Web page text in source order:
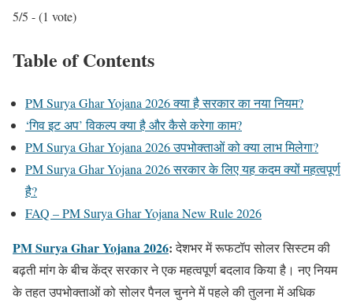
5/5 - (1 vote)
Table of Contents
PM Surya Ghar Yojana 2026 क्या है सरकार का नया नियम?
‘गिव इट अप’ विकल्प क्या है और कैसे करेगा काम?
PM Surya Ghar Yojana 2026 उपभोक्ताओं को क्या लाभ मिलेगा?
PM Surya Ghar Yojana 2026 सरकार के लिए यह कदम क्यों महत्वपूर्ण
है?
FAQ – PM Surya Ghar Yojana New Rule 2026
PM Surya Ghar Yojana 2026:देशभर में रूफटॉप सोलर सिस्टम की
बढ़ती मांग के बीच केंद्र सरकार ने एक महत्वपूर्ण बदलाव किया है। नए नियम
के तहत उपभोक्ताओं को सोलर पैनल चुनने में पहले की तुलना में अधिक